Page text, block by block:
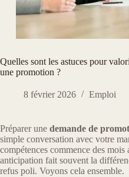
Quelles sont les astuces pour
une promotion ?
8 février 2026 Emploi
Préparer une demande de
simple conversation avec votre
compétences commence des
anticipation fait souvent la
refus poli. Voyons cela ensemble.